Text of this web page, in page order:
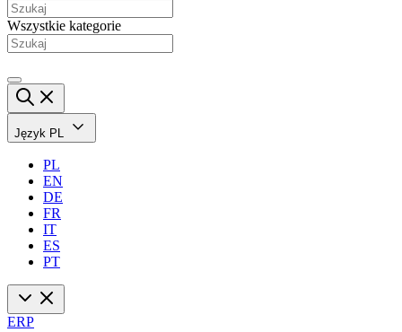
Wszystkie kategorie
Język PL
PL
EN
DE
FR
IT
ES
PT
ERP